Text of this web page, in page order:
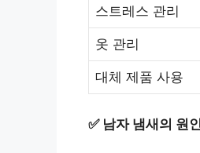
스트레스 관리
옷 관리
대체 제품 사용
✅ 남자 냄새의 원